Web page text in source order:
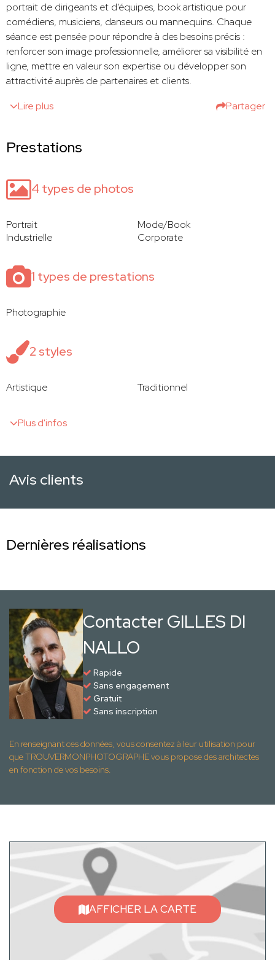
portrait de dirigeants et d’équipes, book artistique pour
comédiens, musiciens, danseurs ou mannequins. Chaque
séance est pensée pour répondre à des besoins précis :
renforcer son image professionnelle, améliorer sa visibilité en
ligne, mettre en valeur son expertise ou développer son
attractivité auprès de partenaires et clients.
Lire plus
Partager
Prestations
4 types de photos
Portrait
Mode/Book
Industrielle
Corporate
1 types de prestations
Photographie
2 styles
Artistique Traditionnel
Plus d'infos
Avis clients
Dernières réalisations
Contacter GILLES DI
NALLO
Rapide
Sans engagement
Gratuit
Sans inscription
En renseignant ces données, vous consentez à leur utilisation pour
que TROUVERMONPHOTOGRAPHE vous propose des architectes
en fonction de vos besoins.
AFFICHER LA CARTE